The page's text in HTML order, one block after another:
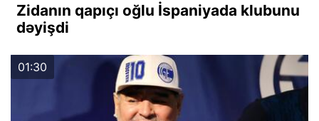
Zidanın qapıçı oğlu İspaniyada klubunu
dəyişdi
01:30